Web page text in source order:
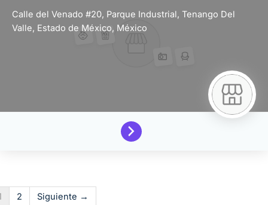
Calle del Venado #20, Parque Industrial, Tenango Del
Valle, Estado de México, México
2 Siguiente →